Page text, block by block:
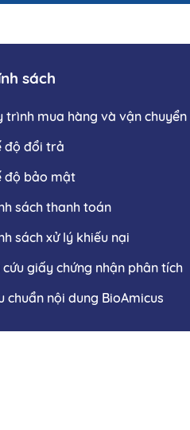
sách
trình mua hàng và vận chuyển
độ đổi trả
độ bảo mật
sách thanh toán
sách xử lý khiếu nại
cứu giấy chứng nhận phân tích
chuẩn nội dung BioAmicus